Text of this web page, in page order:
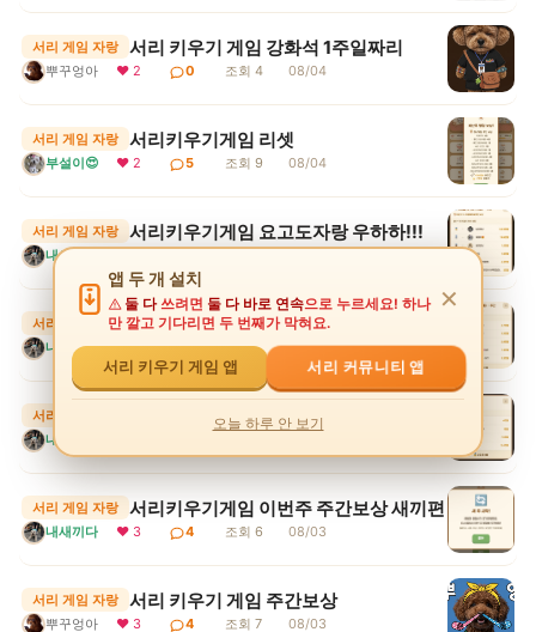
서리 게임 자랑 서리 키우기 게임 강화석 1주일짜리
뿌꾸엉아 ❤ 2 0 조회 4 08/04
서리 게임 자랑 서리키우기게임 리셋
부설이😍 ❤ 2 5 조회 9 08/04
서리 게임 자랑 서리키우기게임 요고도자랑 우하하!!!
내새끼다
서리 게임 자랑
내새끼다 ❤ 3 4 조회 5 08/03
서리 게임 자랑 서리키우기게임 나따라잡아봐랏 히힛
내새끼다
서리 게임 자랑 서리키우기게임 이번주 주간보상 새끼편
내새끼다 ❤ 3 4 조회 6 08/03
서리 게임 자랑 서리 키우기 게임 주간보상
뿌꾸엉아 ❤ 3 4 조회 7 08/03
앱 두 개 설치
둘 다쓰려면 둘 다 바로 연속으로 누르세요! 하나
만 깔고 기다리면 두 번째가 막혀요.
✕
서리 키우기 게임 앱 서리 커뮤니티 앱
오늘 하루 안 보기